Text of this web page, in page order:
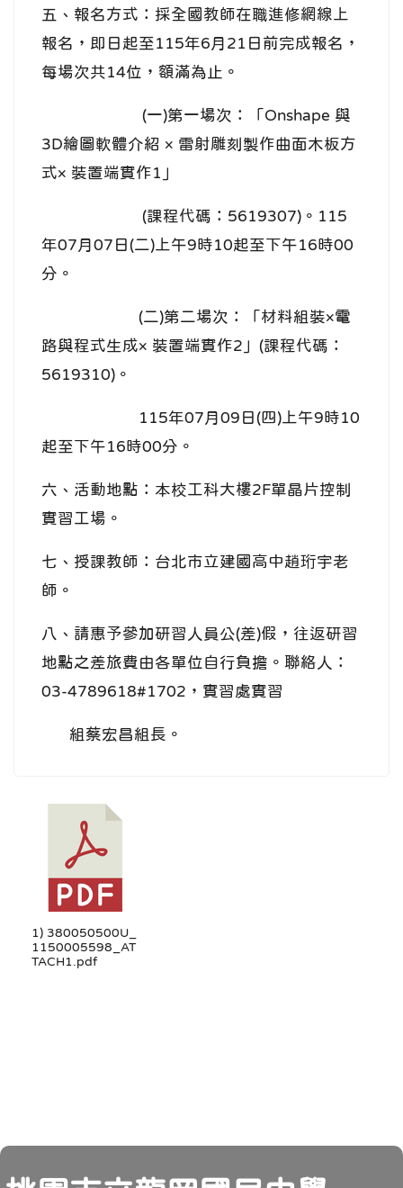
五、報名方式：採全國教師在職進修網線上
報名，即日起至115年6月21日前完成報名，
每場次共14位，額滿為止。
(一)第一場次：「Onshape 與
3D繪圖軟體介紹 × 雷射雕刻製作曲面木板方
式× 裝置端實作1」
(課程代碼：5619307)。115
年07月07日(二)上午9時10起至下午16時00
分。
(二)第二場次：「材料組裝×電
路與程式生成× 裝置端實作2」(課程代碼：
5619310)。
115年07月09日(四)上午9時10
起至下午16時00分。
六、活動地點：本校工科大樓2F單晶片控制
實習工場。
七、授課教師：台北市立建國高中趙珩宇老
師。
八、請惠予參加研習人員公(差)假，往返研習
地點之差旅費由各單位自行負擔。聯絡人：
03-4789618#1702，實習處實習
組蔡宏昌組長。
1) 380050500U_
1150005598_AT
TACH1.pdf
頁尾